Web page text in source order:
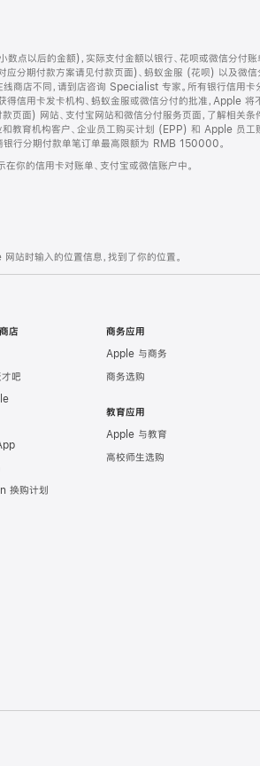
点以后的金额)，实际支付金额以银行、花呗或微信分付
分期付款方案请见付款页面)、蚂蚁金服 (花呗) 以及微
店不同，请到店咨询 Specialist 专家。所有银行信用卡
得信用卡发卡机构、蚂蚁金服或微信分付的批准，Apple
面) 网站、支付宝网站和微信分付服务页面，了解相关条
和教育机构客户、企业员工购买计划 (EPP) 和 Apple 员
银行分期付款单笔订单最高限额为 RMB 150000。
你的信用卡对账单、支付宝或微信账户中。
站时输入的位置信息，找到了你的位置。
店
吧
换购计划
商务应用
Apple 与商务
商务选购
教育应用
Apple 与教育
高校师生选购